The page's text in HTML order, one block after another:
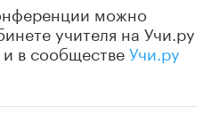
можно
учителя на Учи.ру
и в сообществеУчи.ру